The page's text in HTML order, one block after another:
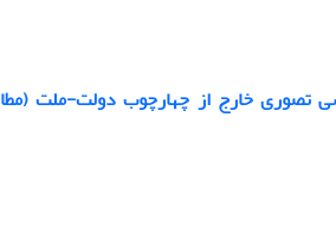
خارج از چهارچوب دولت-ملت